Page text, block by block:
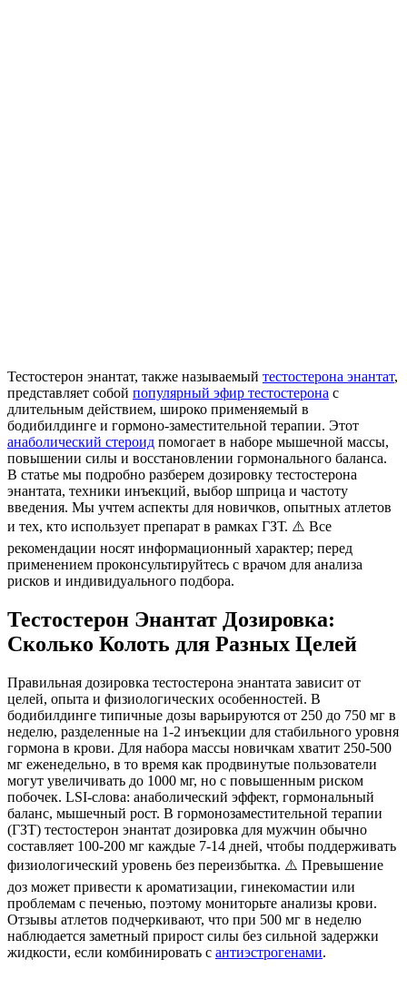
Тестостерон энантат, также называемый тестостерона энантат,
представляет собой популярный эфир тестостерона с
длительным действием, широко применяемый в
бодибилдинге и гормоно-заместительной терапии. Этот
анаболический стероид помогает в наборе мышечной массы,
повышении силы и восстановлении гормонального баланса.
В статье мы подробно разберем дозировку тестостерона
энантата, техники инъекций, выбор шприца и частоту
введения. Мы учтем аспекты для новичков, опытных атлетов
и тех, кто использует препарат в рамках ГЗТ. ⚠️ Все
рекомендации носят информационный характер; перед
применением проконсультируйтесь с врачом для анализа
рисков и индивидуального подбора.
Тестостерон Энантат Дозировка:
Сколько Колоть для Разных Целей
Правильная дозировка тестостерона энантата зависит от
целей, опыта и физиологических особенностей. В
бодибилдинге типичные дозы варьируются от 250 до 750 мг в
неделю, разделенные на 1-2 инъекции для стабильного уровня
гормона в крови. Для набора массы новичкам хватит 250-500
мг еженедельно, в то время как продвинутые пользователи
могут увеличивать до 1000 мг, но с повышенным риском
побочек. LSI-слова: анаболический эффект, гормональный
баланс, мышечный рост. В гормонозаместительной терапии
(ГЗТ) тестостерон энантат дозировка для мужчин обычно
составляет 100-200 мг каждые 7-14 дней, чтобы поддерживать
физиологический уровень без переизбытка. ⚠️ Превышение
доз может привести к ароматизации, гинекомастии или
проблемам с печенью, поэтому мониторьте анализы крови.
Отзывы атлетов подчеркивают, что при 500 мг в неделю
наблюдается заметный прирост силы без сильной задержки
жидкости, если комбинировать с антиэстрогенами.